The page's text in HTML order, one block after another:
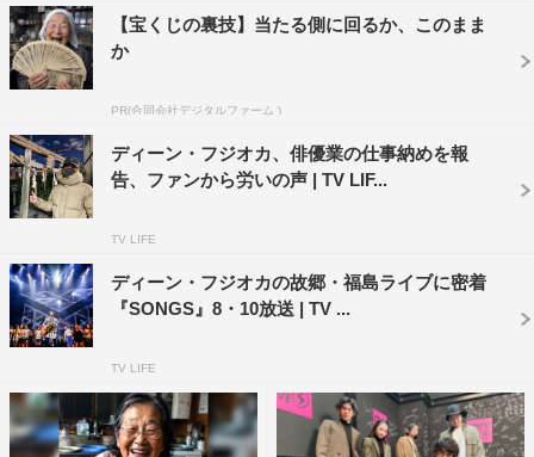
【宝くじの裏技】当たる側に回るか、このまま
か
PR(合同会社デジタルファーム )
ディーン・フジオカ、俳優業の仕事納めを報
告、ファンから労いの声 | TV LIF...
TV LIFE
ディーン・フジオカの故郷・福島ライブに密着
『SONGS』8・10放送 | TV ...
TV LIFE